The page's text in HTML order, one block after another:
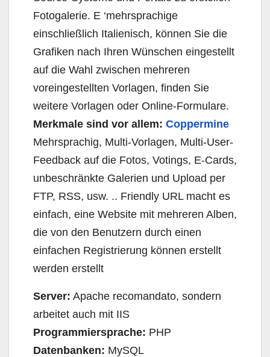
Fotogalerie. E ‘mehrsprachige
einschließlich Italienisch, können Sie die
Grafiken nach Ihren Wünschen eingestellt
auf die Wahl zwischen mehreren
voreingestellten Vorlagen, finden Sie
weitere Vorlagen oder Online-Formulare.
Merkmale sind vor allem: Coppermine
Mehrsprachig, Multi-Vorlagen, Multi-User-
Feedback auf die Fotos, Votings, E-Cards,
unbeschränkte Galerien und Upload per
FTP, RSS, usw. .. Friendly URL macht es
einfach, eine Website mit mehreren Alben,
die von den Benutzern durch einen
einfachen Registrierung können erstellt
werden erstellt
Server: Apache recomandato, sondern
arbeitet auch mit IIS
Programmiersprache: PHP
Datenbanken: MySQL